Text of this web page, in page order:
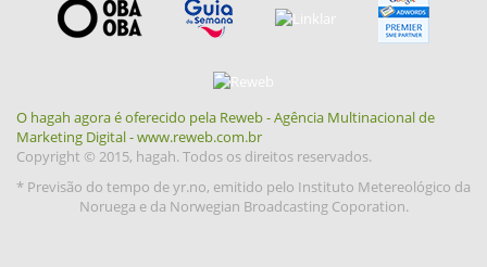
O hagah agora é oferecido pela Reweb - Agência Multinacional de
Marketing Digital - www.reweb.com.br
Copyright © 2015, hagah. Todos os direitos reservados.
* Previsão do tempo de yr.no, emitido pelo Instituto Metereológico da
Noruega e da Norwegian Broadcasting Coporation.